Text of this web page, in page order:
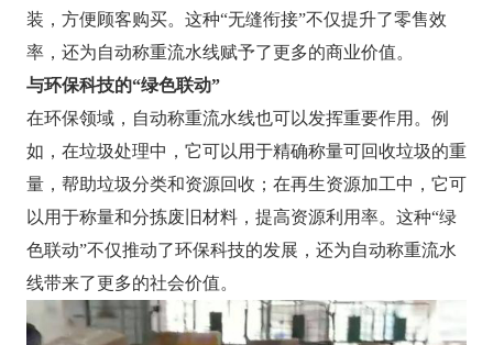
装，方便顾客购买。这种“无缝衔接”不仅提升了零售效
率，还为自动称重流水线赋予了更多的商业价值。
与环保科技的“绿色联动”
在环保领域，自动称重流水线也可以发挥重要作用。例
如，在垃圾处理中，它可以用于精确称量可回收垃圾的重
量，帮助垃圾分类和资源回收；在再生资源加工中，它可
以用于称量和分拣废旧材料，提高资源利用率。这种“绿
色联动”不仅推动了环保科技的发展，还为自动称重流水
线带来了更多的社会价值。